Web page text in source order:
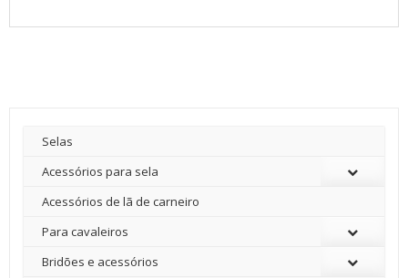
Selas
Acessórios para sela
Acessórios de lã de carneiro
Para cavaleiros
Bridões e acessórios